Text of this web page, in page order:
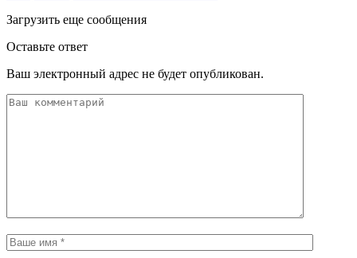
Загрузить еще сообщения
Оставьте ответ
Ваш электронный адрес не будет опубликован.